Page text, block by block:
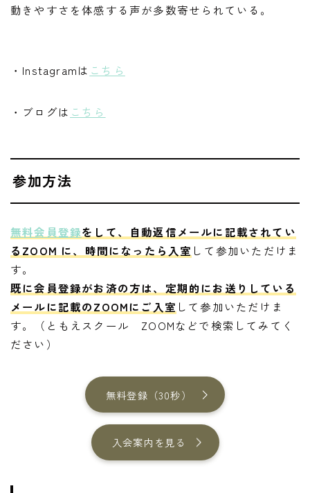
動きやすさを体感する声が多数寄せられている。
・Instagramは こちら
・ブログは こちら
参加方法
無料会員登録をして、自動返信メールに記載されてい
るZOOM に、時間になったら入室 して参加いただけま
す。
既に会員登録がお済の方は、定期的にお送りしている
メールに記載のZOOMにご入室 して参加いただけま
す。（ともえスクール ZOOMなどで検索してみてく
ださい）
無料登録（30秒）
入会案内を見る